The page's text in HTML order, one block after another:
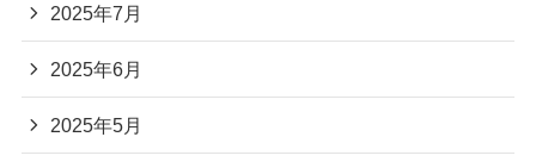
2025年7月
2025年6月
2025年5月